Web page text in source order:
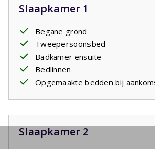
Slaapkamer 1
Begane grond
Tweepersoonsbed
Badkamer ensuite
Bedlinnen
Opgemaakte bedden bij
Slaapkamer 2